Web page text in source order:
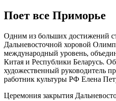
Поет все Приморье
Одним из больших достижений
Дальневосточной хоровой
международный уровень,
Китая и Республики Беларусь. Об
художественный руководитель
работник культуры РФ Елена
Церемония закрытия